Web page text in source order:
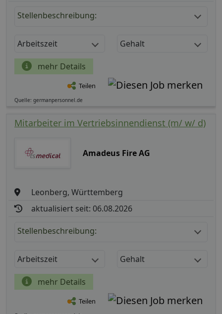
Stellenbeschreibung:
Arbeitszeit Gehalt
mehr Details
Teilen
Quelle: germanpersonnel.de
Mitarbeiter im Vertriebsinnendienst (m/ w/ d)
Amadeus Fire AG
Leonberg, Württemberg
aktualisiert seit: 06.08.2026
Stellenbeschreibung:
Arbeitszeit Gehalt
mehr Details
Teilen